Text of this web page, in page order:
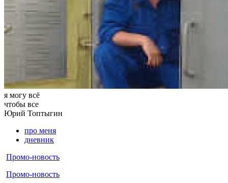
я могу всё
чтобы все
Юрий Топтыгин
про меня
дневник
Промо-новость
Промо-новость